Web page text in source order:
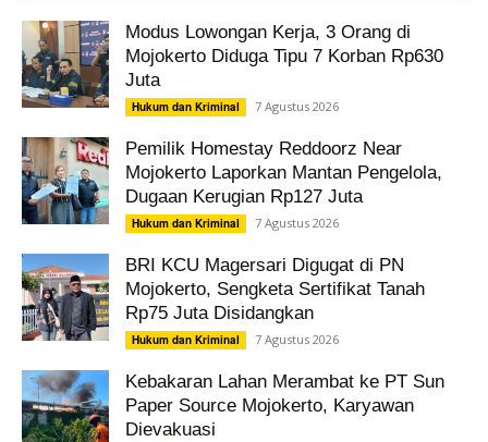
Modus Lowongan Kerja, 3 Orang di
Mojokerto Diduga Tipu 7 Korban Rp630
Juta
Hukum dan Kriminal 7 Agustus 2026
Pemilik Homestay Reddoorz Near
Mojokerto Laporkan Mantan Pengelola,
Dugaan Kerugian Rp127 Juta
Hukum dan Kriminal 7 Agustus 2026
BRI KCU Magersari Digugat di PN
Mojokerto, Sengketa Sertifikat Tanah
Rp75 Juta Disidangkan
Hukum dan Kriminal 7 Agustus 2026
Kebakaran Lahan Merambat ke PT Sun
Paper Source Mojokerto, Karyawan
Dievakuasi